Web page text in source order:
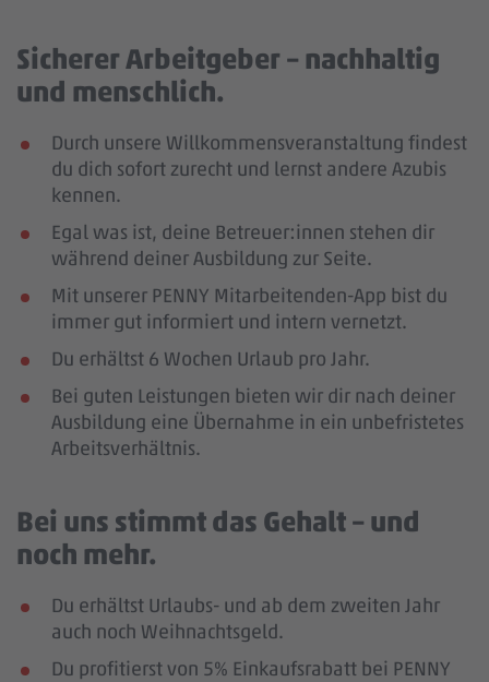
Sicherer Arbeitgeber – nachhaltig
und menschlich.
Durch unsere Willkommensveranstaltung findest
du dich sofort zurecht und lernst andere Azubis
kennen.
Egal was ist, deine Betreuer:innen stehen dir
während deiner Ausbildung zur Seite.
Mit unserer PENNY Mitarbeitenden-App bist du
immer gut informiert und intern vernetzt.
Du erhältst 6 Wochen Urlaub pro Jahr.
Bei guten Leistungen bieten wir dir nach deiner
Ausbildung eine Übernahme in ein unbefristetes
Arbeitsverhältnis.
Bei uns stimmt das Gehalt – und
noch mehr.
Du erhältst Urlaubs- und ab dem zweiten Jahr
auch noch Weihnachtsgeld.
Du profitierst von 5% Einkaufsrabatt bei PENNY